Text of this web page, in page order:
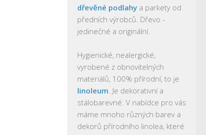
dřevěné podlahy a parkety od
předních výrobců. Dřevo -
jedinečné a originální.
Hygienické, nealergické,
vyrobené z obnovitelných
materiálů, 100% přírodní, to je
linoleum. Je dekorativní a
stálobarevné. V nabídce pro vás
máme mnoho různých barev a
dekorů přírodního linolea, které